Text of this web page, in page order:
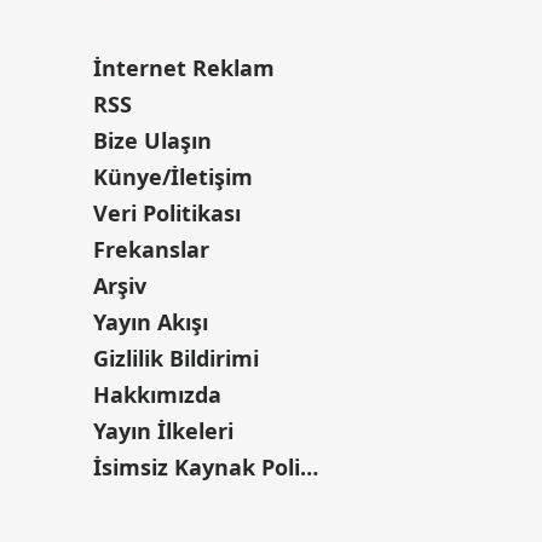
İnternet Reklam
RSS
Bize Ulaşın
Künye/İletişim
Veri Politikası
Frekanslar
Arşiv
Yayın Akışı
Gizlilik Bildirimi
Hakkımızda
Yayın İlkeleri
İsimsiz Kaynak Politikası